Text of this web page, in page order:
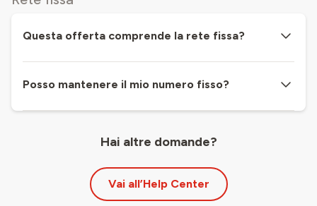
Questa offerta comprende la rete fissa?
Posso mantenere il mio numero fisso?
Hai altre domande?
Vai all’Help Center